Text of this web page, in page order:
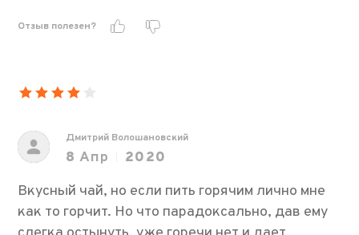
Отзыв полезен?
Дмитрий Волошановский
8 Апр
2020
Вкусный чай, но если пить горячим лично мне
как то горчит. Но что парадоксально, дав ему